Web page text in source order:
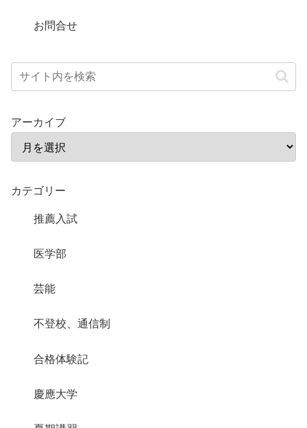
お問合せ
アーカイブ
カテゴリー
推薦入試
医学部
芸能
不登校、通信制
合格体験記
慶應大学